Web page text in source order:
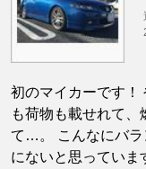
初のマイカーです！
も荷物も載せれて、
て…。 こんなにバラ
にないと思っていま